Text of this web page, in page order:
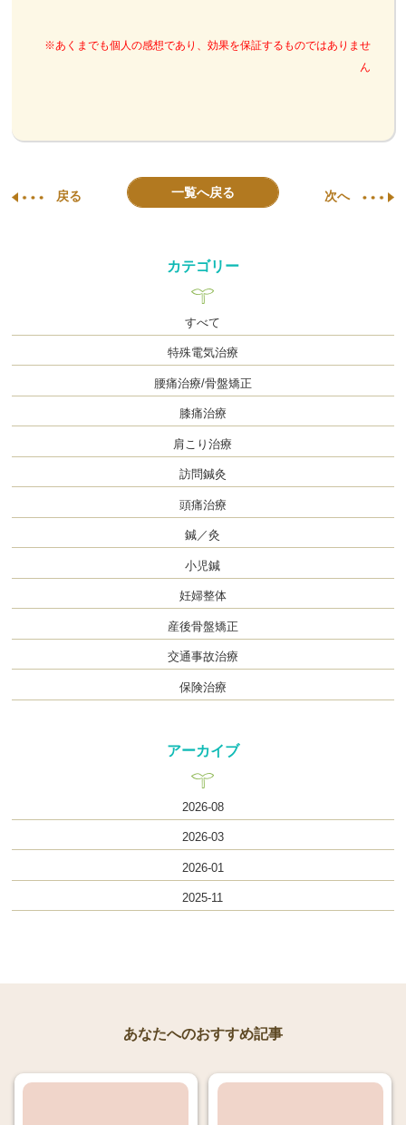
※あくまでも個人の感想であり、効果を保証するものではありませ
ん
戻る 一覧へ戻る 次へ
カテゴリー
すべて
特殊電気治療
腰痛治療/骨盤矯正
膝痛治療
肩こり治療
訪問鍼灸
頭痛治療
鍼／灸
小児鍼
妊婦整体
産後骨盤矯正
交通事故治療
保険治療
アーカイブ
2026-08
2026-03
2026-01
2025-11
あなたへのおすすめ記事